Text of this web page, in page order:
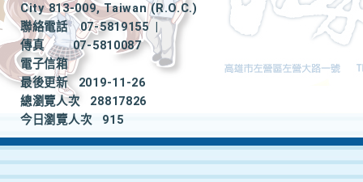
City 813-009, Taiwan (R.O.C.)
聯絡電話
07-5819155
|
傳真
07-5810087
電子信箱
最後更新
2019-11-26
總瀏覽人次
28817826
今日瀏覽人次
915